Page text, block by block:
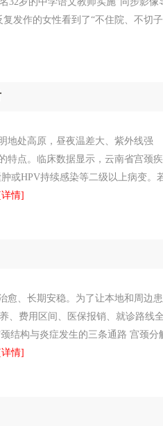
发作的女性看到了“不住院、不切子
地处高原，昼夜温差大、紫外线强
特点。临床数据显示，云南省宫颈疾
或HPV持续感染等二级以上病变。
[详情]
愈、长期安稳。为了让本地和周边患
、费用区间、医保报销、就诊路线全
结构与炎症发生的三条通路 宫颈分
[详情]